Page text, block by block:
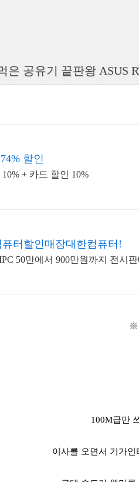
은 공유기 끝판왕 ASUS
할인
+ 카드 할인 10%
터할인매장대한컴퓨터!
창립41주년 30~50% 할인행사중 AIPC 50만에서 900만원까지 전시
※
100M급만
이사를 오면서 기가